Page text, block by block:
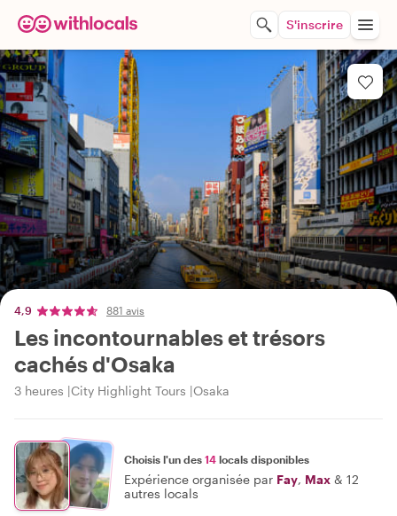
S'inscrire
4,9 881 avis
Les incontournables et trésors
cachés d'Osaka
3 heures City Highlight Tours Osaka
Choisis l'un des 14 locals disponibles
Expérience organisée par Fay, Max & 12
autres locals